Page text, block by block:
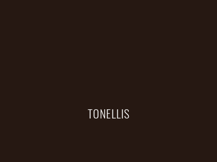
TONELLIS